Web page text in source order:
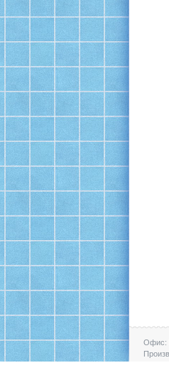
Офис: